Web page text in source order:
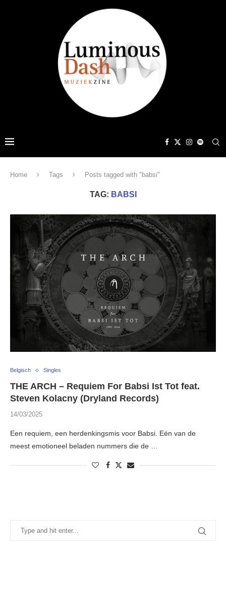
Home Tags Posts tagged with "babsi"
TAG: BABSI
Belgisch Singles
THE ARCH – Requiem For Babsi Ist Tot feat.
Steven Kolacny (Dryland Records)
14/03/2025
Een requiem, een herdenkingsmis voor Babsi. Eén van de
meest emotioneel beladen nummers die de …